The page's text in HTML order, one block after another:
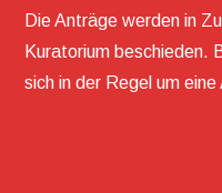
Die Anträge werden in
Kuratorium beschieden.
sich in der Regel um